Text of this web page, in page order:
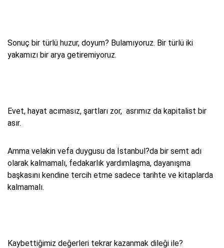
Sonuç bir türlü huzur, doyum? Bulamıyoruz. Bir türlü iki
yakamızı bir arya getiremiyoruz.
Evet, hayat acımasız, şartları zor, asrımız da kapitalist bir
asır.
Amma velakin vefa duygusu da İstanbul?da bir semt adı
olarak kalmamalı, fedakarlık yardımlaşma, dayanışma
başkasını kendine tercih etme sadece tarihte ve kitaplarda
kalmamalı.
Kaybettiğimiz değerleri tekrar kazanmak dileği ile?